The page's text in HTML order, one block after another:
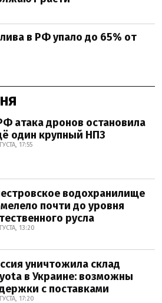
в РФ упало до 65% от
атака дронов остановила
один крупный НПЗ
17:55
водохранилище
почти до уровня
русла
13:20
уничтожила склад
в Украине: возможны
с поставками
17:20